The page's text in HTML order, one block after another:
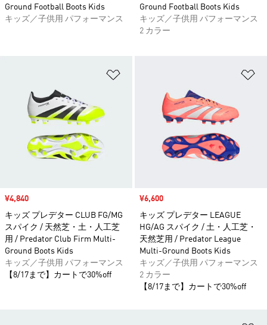
Ground Football Boots Kids
キッズ／子供用 パフォーマンス
Ground Football Boots Kids
キッズ／子供用 パフォーマンス
2 カラー
セール価格
¥4,840
キッズ プレデター CLUB FG/MG
スパイク / 天然芝・土・人工芝
用 / Predator Club Firm Multi-
Ground Boots Kids
キッズ／子供用 パフォーマンス
【8/17まで】カートで30%off
セール価格
¥6,600
キッズ プレデター LEAGUE
HG/AG スパイク / 土・人工芝・
天然芝用 / Predator League
Multi-Ground Boots Kids
キッズ／子供用 パフォーマンス
2 カラー
【8/17まで】カートで30%off